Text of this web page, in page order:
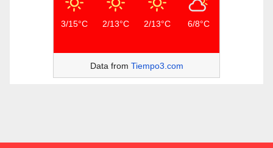
3/15°C 2/13°C 2/13°C 6/8°C
Data from Tiempo3.com